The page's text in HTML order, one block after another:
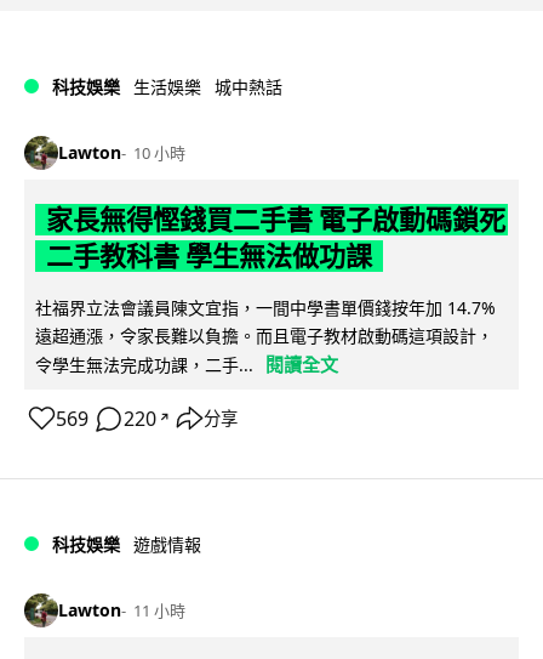
科技娛樂 生活娛樂 城中熱話
Lawton 10 小時
家長無得慳錢買二手書 電子啟動碼鎖死
二手教科書 學生無法做功課
社福界立法會議員陳文宜指，一間中學書單價錢按年加 14.7%
遠超通漲，令家長難以負擔。而且電子教材啟動碼這項設計，
令學生無法完成功課，二手...
閱讀全文
569 220 ↗ 分享
科技娛樂 遊戲情報
Lawton 11 小時